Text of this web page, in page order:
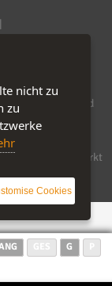
G
Namen und
Unser Portal
Software by IQ-Markt
nicht zu
zu
Cookies